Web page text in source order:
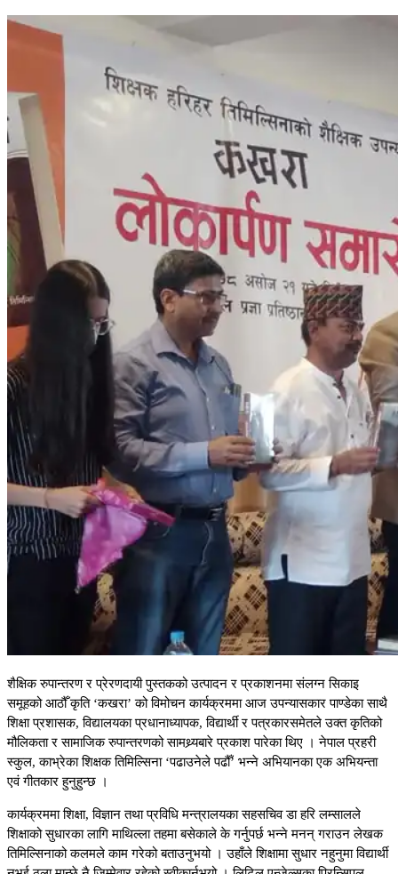
शैक्षिक रुपान्तरण र प्रेरणदायी पुस्तकको उत्पादन र प्रकाशनमा संलग्न सिकाइ
समूहको आठौँ कृति ‘कखरा’ को विमोचन कार्यक्रममा आज उपन्यासकार पाण्डेका साथै
शिक्षा प्रशासक, विद्यालयका प्रधानाध्यापक, विद्यार्थी र पत्रकारसमेतले उक्त कृतिको
मौलिकता र सामाजिक रुपान्तरणको सामथ्र्यबारे प्रकाश पारेका थिए । नेपाल प्रहरी
स्कुल, काभ्रेका शिक्षक तिमिल्सिना ‘पढाउनेले पढौँ’ भन्ने अभियानका एक अभियन्ता
एवं गीतकार हुनुहुन्छ ।
कार्यक्रममा शिक्षा, विज्ञान तथा प्रविधि मन्त्रालयका सहसचिव डा हरि लम्सालले
शिक्षाको सुधारका लागि माथिल्ला तहमा बसेकाले के गर्नुपर्छ भन्ने मनन् गराउन लेखक
तिमिल्सिनाको कलमले काम गरेको बताउनुभयो । उहाँले शिक्षामा सुधार नहुनुमा विद्यार्थी